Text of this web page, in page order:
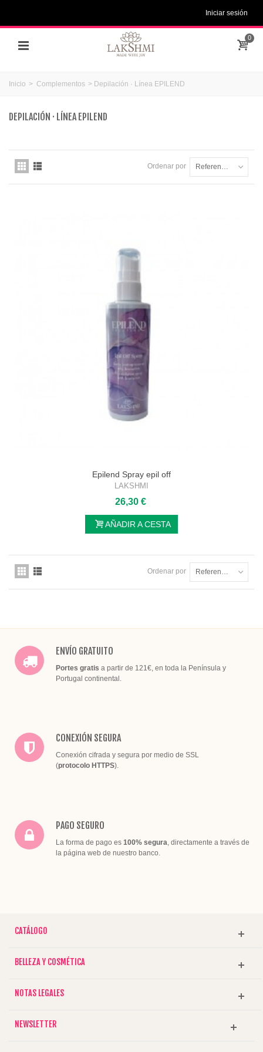
Iniciar sesión
0
Inicio > Complementos > Depilación · Línea EPILEND
DEPILACIÓN · LÍNEA EPILEND
Ordenar por Referencia: la más baja primero
Epilend Spray epil off
LAKSHMI
26,30 €
AÑADIR A CESTA
Ordenar por Referencia: la más baja primero
ENVÍO GRATUITO
Portes gratis a partir de 121€, en toda la Península y
Portugal continental.
CONEXIÓN SEGURA
Conexión cifrada y segura por medio de SSL
(protocolo HTTPS).
PAGO SEGURO
La forma de pago es 100% segura , directamente a través de
la página web de nuestro banco.
CATÁLOGO
BELLEZA Y COSMÉTICA
NOTAS LEGALES
NEWSLETTER